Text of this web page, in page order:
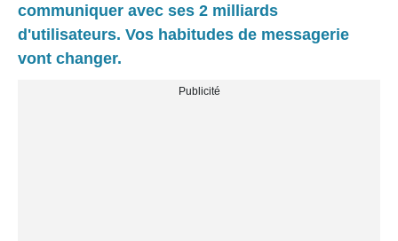
communiquer avec ses 2 milliards
d'utilisateurs. Vos habitudes de messagerie
vont changer.